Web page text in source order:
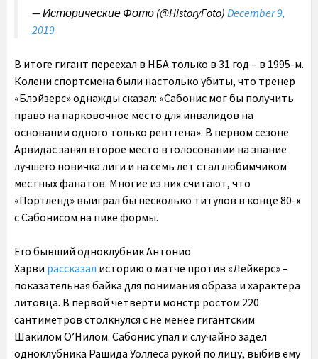
— Исторические Фото (@HistoryFoto) December 9,
2019
В итоге гигант переехал в НБА только в 31 год – в 1995-м.
Колени спортсмена были настолько убиты, что тренер
«Блэйзерс» однажды сказал: «Сабонис мог бы получить
право на парковочное место для инвалидов на
основании одного только рентгена». В первом сезоне
Арвидас занял второе место в голосовании на звание
лучшего новичка лиги и на семь лет стал любимчиком
местных фанатов. Многие из них считают, что
«Портленд» выиграл бы несколько титулов в конце 80-х
с Сабонисом на пике формы.
Его бывший одноклубник Антонио
Харви рассказал историю о матче против «Лейкерс» –
показательная байка для понимания образа и характера
литовца. В первой четверти монстр ростом 220
сантиметров столкнулся с не менее гигантским
Шакилом О’Нилом. Сабонис упал и случайно задел
одноклубника Рашида Уоллеса рукой по лицу, выбив ему